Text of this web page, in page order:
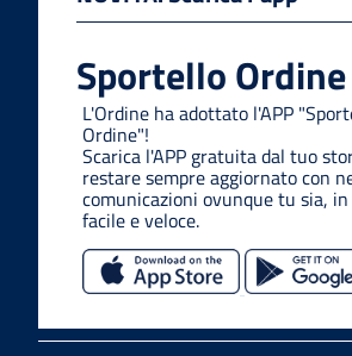
Sportello Ordine
L'Ordine ha adottato l'APP
Ordine"!
Scarica l'APP gratuita dal tuo
restare sempre aggiornato con
comunicazioni ovunque tu sia,
facile e veloce.